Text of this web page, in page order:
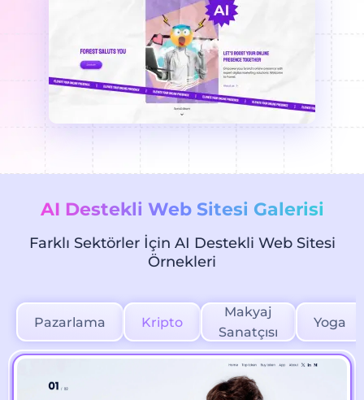
AI Destekli Web Sitesi Galerisi
Farklı Sektörler İçin AI Destekli Web Sitesi
Örnekleri
Pazarlama Kripto
Makyaj
Sanatçısı
Yoga